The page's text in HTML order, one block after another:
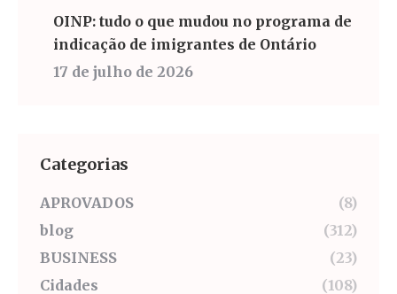
OINP: tudo o que mudou no programa de
indicação de imigrantes de Ontário
17 de julho de 2026
Categorias
APROVADOS
(8)
blog
(312)
BUSINESS
(23)
Cidades
(108)